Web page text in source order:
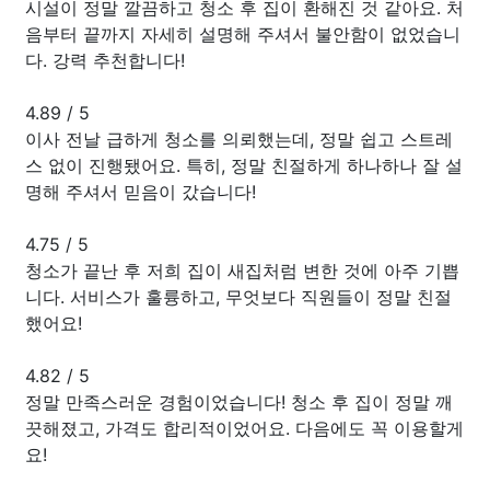
시설이 정말 깔끔하고 청소 후 집이 환해진 것 같아요. 처
음부터 끝까지 자세히 설명해 주셔서 불안함이 없었습니
다. 강력 추천합니다!
4.89 / 5
이사 전날 급하게 청소를 의뢰했는데, 정말 쉽고 스트레
스 없이 진행됐어요. 특히, 정말 친절하게 하나하나 잘 설
명해 주셔서 믿음이 갔습니다!
4.75 / 5
청소가 끝난 후 저희 집이 새집처럼 변한 것에 아주 기쁩
니다. 서비스가 훌륭하고, 무엇보다 직원들이 정말 친절
했어요!
4.82 / 5
정말 만족스러운 경험이었습니다! 청소 후 집이 정말 깨
끗해졌고, 가격도 합리적이었어요. 다음에도 꼭 이용할게
요!